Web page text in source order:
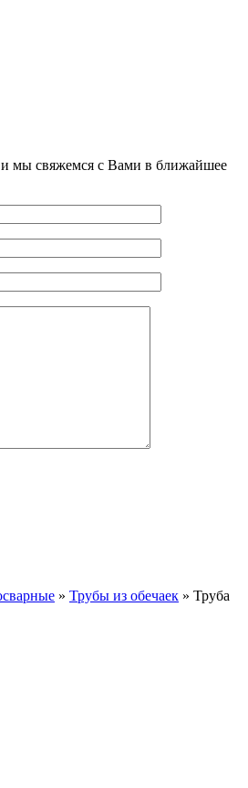
и мы свяжемся с Вами в ближайшее
» Трубы из обечаек » Труба